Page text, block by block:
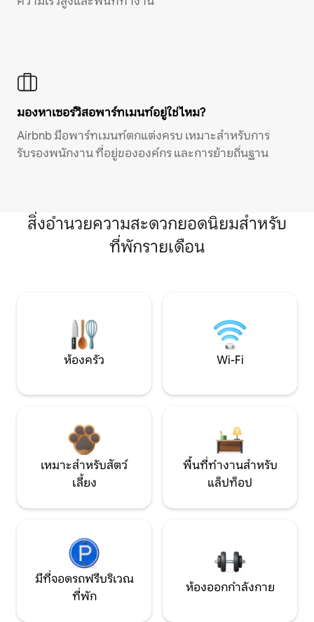
มองหาเซอร์วิสอพาร์ทเมนท์อยู่ใช่ไหม?
Airbnb มีอพาร์ทเมนท์ตกแต่งครบ เหมาะสำหรับการ
รับรองพนักงาน ที่อยู่ขององค์กร และการย้ายถิ่นฐาน
สิ่งอำนวยความสะดวกยอดนิยมสำหรับ
ที่พักรายเดือน
ห้องครัว Wi-Fi
เหมาะสำหรับสัตว์
เลี้ยง
พื้นที่ทำงานสำหรับ
แล็ปท็อป
มีที่จอดรถฟรีบริเวณ
ที่พัก
ห้องออกกำลังกาย